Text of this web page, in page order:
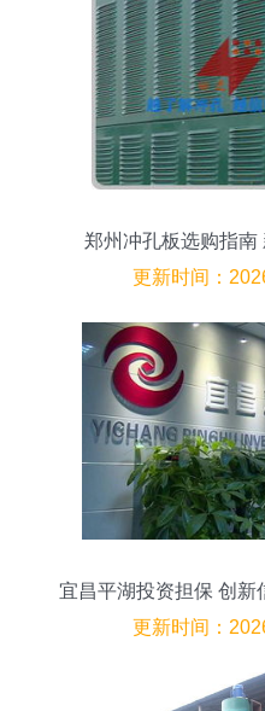
郑州冲孔板选购指南
更新时间：
宜昌平湖投资担保 创新
更新时间：